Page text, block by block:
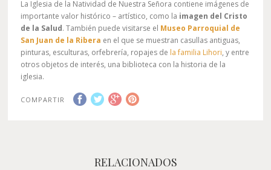
La Iglesia de la Natividad de Nuestra Señora contiene imágenes de
importante valor histórico – artístico, como la imagen del Cristo
de la Salud. También puede visitarse el Museo Parroquial de
San Juan de la Ribera en el que se muestran casullas antiguas,
pinturas, esculturas, orfebrería, ropajes de la familia Lihori, y entre
otros objetos de interés, una biblioteca con la historia de la
iglesia.
COMPARTIR
RELACIONADOS